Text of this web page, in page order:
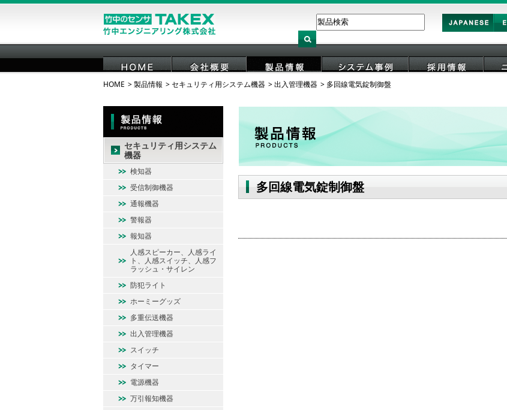
Japan
HOME 会社概要 製品情報 システム事例
HOME 製品情報 セキュリティ用システム機器 出入管理機器 多回線電気錠制御盤
多回線電気錠制御盤
セキュリティ用システム
機器
検知器
受信制御機器
通報機器
警報器
報知器
人感スピーカー、人感ライ
ト、人感スイッチ、人感フ
ラッシュ・サイレン
防犯ライト
ホーミーグッズ
多重伝送機器
出入管理機器
スイッチ
タイマー
電源機器
万引報知機器